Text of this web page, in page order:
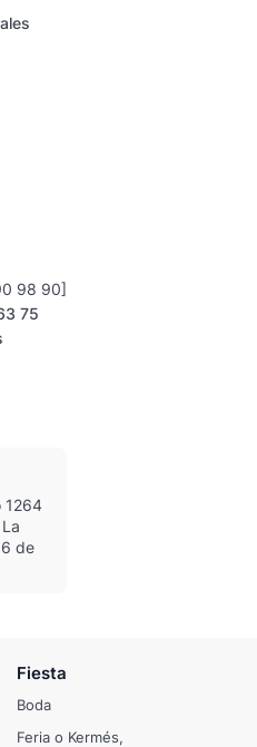
98 90]
75
1264
La
de
Fiesta
Boda
Feria o Kermés